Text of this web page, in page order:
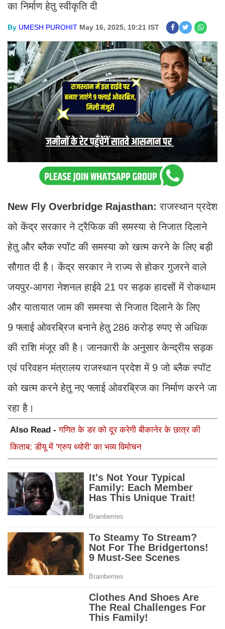
का निर्माण हेतु स्वीकृति दी
By UMESH PUROHIT May 16, 2025, 10:21 IST
New Fly Overbridge Rajasthan: राजस्थान प्रदेश
को केंद्र सरकार ने ट्रैफिक की समस्या से निजात दिलाने
हेतु और ब्लैक स्पॉट की समस्या को खत्म करने के लिए बड़ी
सौगात दी है। केंद्र सरकार ने राज्य से होकर गुजरने वाले
जयपुर-आगरा नेशनल हाईवे 21 पर सड़क हादसों में रोकथाम
और यातायात जाम की समस्या से निजात दिलाने के लिए
9 फ्लाई ओवरब्रिज बनाने हेतु 286 करोड़ रुपए से अधिक
की राशि मंजूर की है। जानकारी के अनुसार केन्द्रीय सड़क
एवं परिवहन मंत्रालय राजस्थान प्रदेश में 9 जो ब्लैक स्पॉट
को खत्म करने हेतु नए फ्लाई ओवरब्रिज का निर्माण करने जा
रहा है।
Also Read -गणित के डर को दूर करेगी बीकानेर के छात्र की
किताब: डीयू में 'ग्रुप थ्योरी' का भव्य विमोचन